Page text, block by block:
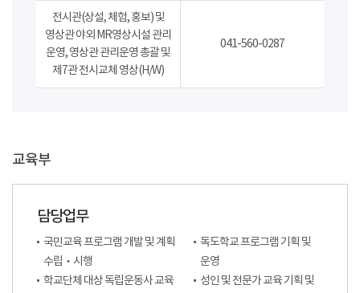
전시관(상설, 체험, 홍보) 및
영상관 야외 MR영상시설 관리
운영, 영상관 관리운영 총괄 및
제7관 전시교체 영상(H/W)
041-560-0287
교육부
담당업무
국민교육 프로그램 개발 및 계획
수립‧시행
학교단체 대상 독립운동사 교육
독도학교 프로그램 기획 및
운영
성인 및 전문가 교육 기획 및